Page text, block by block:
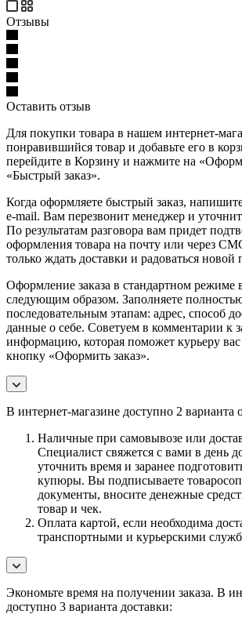
Отзывы
Оставить отзыв
Для покупки товара в нашем интернет-
понравившийся товар и добавьте его в
перейдите в Корзину и нажмите на
«Быстрый заказ».
Когда оформляете быстрый заказ,
e-mail. Вам перезвонит менеджер и уточнит
По результатам разговора вам придет
оформления товара на почту или через
только ждать доставки и радоваться новой
Оформление заказа в стандартном режиме
следующим образом. Заполняете
последовательным этапам: адрес, способ
данные о себе. Советуем в комментарии к
информацию, которая поможет курьеру
кнопку «Оформить заказ».
В интернет-магазине доступно 2 варианта
Наличные при самовывозе или
Специалист свяжется с вами в день
уточнить время и заранее
купюры. Вы подписываете
документы, вносите денежные
товар и чек.
Оплата картой, если необходима
транспортными и курьерскими
Экономьте время на получении заказа. В
доступно 3 варианта доставки: